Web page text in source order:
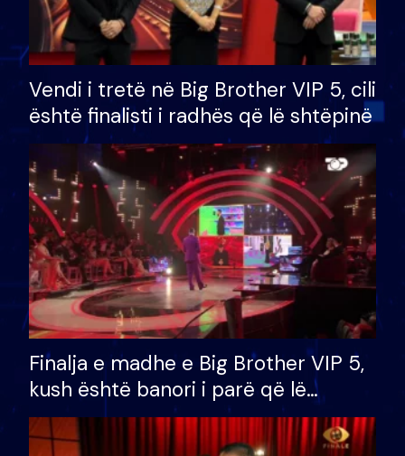
Vendi i tretë në Big Brother VIP 5, cili
është finalisti i radhës që lë shtëpinë
Finalja e madhe e Big Brother VIP 5,
kush është banori i parë që lë
shtëpinë dhe humb mundësinë për
të fituar çmimin e madh